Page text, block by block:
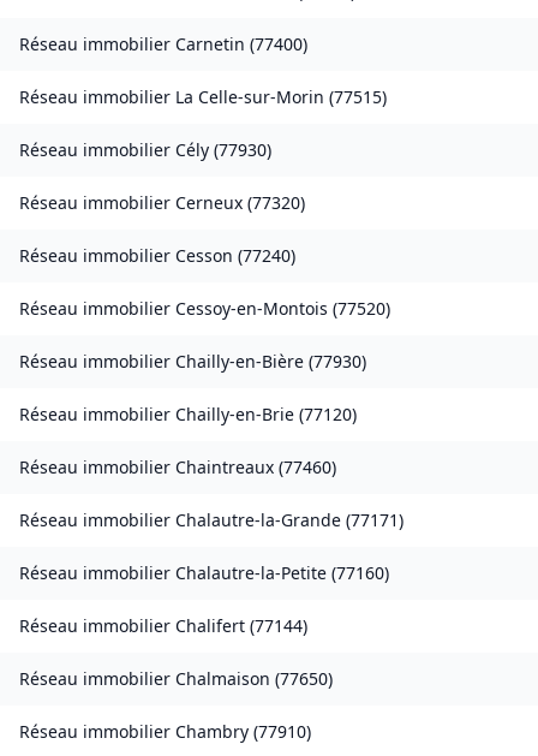
Réseau immobilier Carnetin (77400)
Réseau immobilier La Celle-sur-Morin (77515)
Réseau immobilier Cély (77930)
Réseau immobilier Cerneux (77320)
Réseau immobilier Cesson (77240)
Réseau immobilier Cessoy-en-Montois (77520)
Réseau immobilier Chailly-en-Bière (77930)
Réseau immobilier Chailly-en-Brie (77120)
Réseau immobilier Chaintreaux (77460)
Réseau immobilier Chalautre-la-Grande (77171)
Réseau immobilier Chalautre-la-Petite (77160)
Réseau immobilier Chalifert (77144)
Réseau immobilier Chalmaison (77650)
Réseau immobilier Chambry (77910)